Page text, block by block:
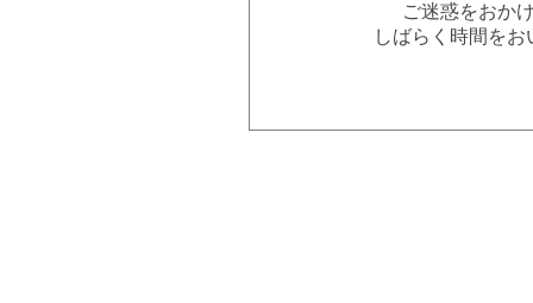
ご迷惑をおか
しばらく時間を